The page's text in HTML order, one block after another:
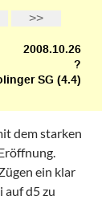
dem starken
ein klar
auf d5 zu